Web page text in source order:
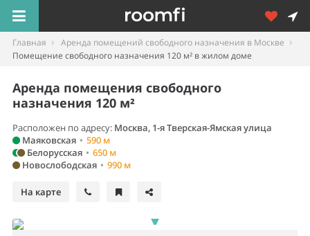
Главная
Аренда помещений свободного назначения в Москве
Помещение свободного назначения 120 м² в жилом доме
Аренда помещения свободного
назначения 120 м²
Расположен по адресу: Москва, 1-я Тверская-Ямская улица
Маяковская • 590 м
Белорусская • 650 м
Новослободская • 990 м
На карте